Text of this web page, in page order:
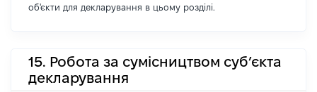
об'єкти для декларування в цьому розділі.
15. Робота за сумісництвом суб’єкта
декларування